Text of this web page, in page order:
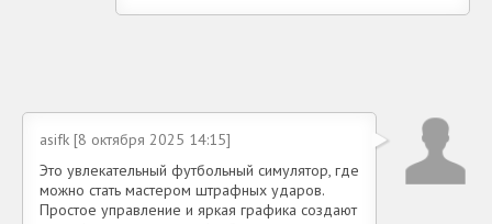
asifk [8 октября 2025 14:15]
Это увлекательный футбольный симулятор, где
можно стать мастером штрафных ударов.
Простое управление и яркая графика создают